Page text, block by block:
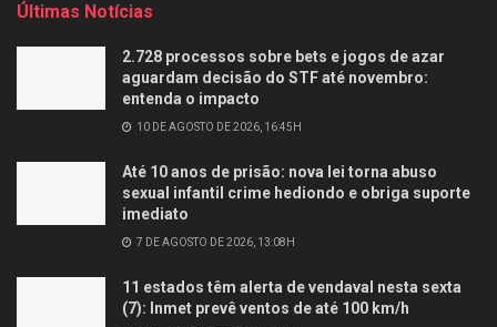
Últimas Notícias
2.728 processos sobre bets e jogos de azar
aguardam decisão do STF até novembro:
entenda o impacto
10 DE AGOSTO DE 2026, 16:45H
Até 10 anos de prisão: nova lei torna abuso
sexual infantil crime hediondo e obriga suporte
imediato
7 DE AGOSTO DE 2026, 13:08H
11 estados têm alerta de vendaval nesta sexta
(7): Inmet prevê ventos de até 100 km/h